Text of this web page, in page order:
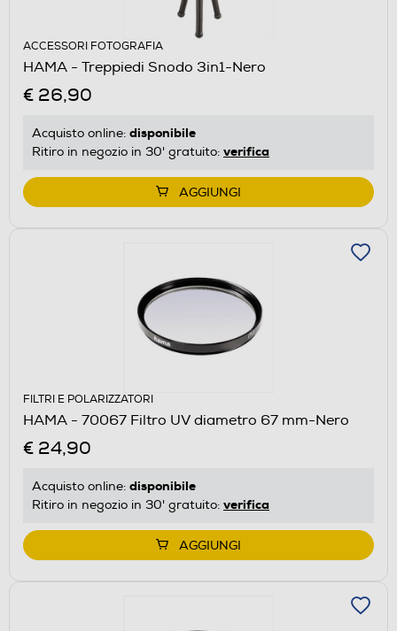
ACCESSORI FOTOGRAFIA
HAMA - Treppiedi Snodo 3in1-Nero
€ 26,90
Acquisto online: disponibile
Ritiro in negozio in 30' gratuito: verifica
AGGIUNGI
FILTRI E POLARIZZATORI
HAMA - 70067 Filtro UV diametro 67 mm-Nero
€ 24,90
Acquisto online: disponibile
Ritiro in negozio in 30' gratuito: verifica
AGGIUNGI